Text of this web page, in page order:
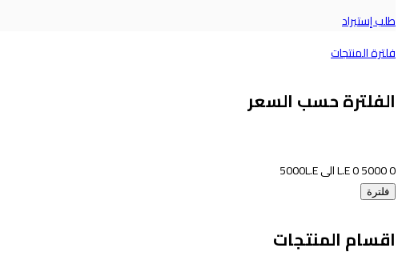
طلب إستيراد
فلترة المنتجات
الفلترة حسب السعر
0
5000
0
5000L.E
اقسام المنتجات